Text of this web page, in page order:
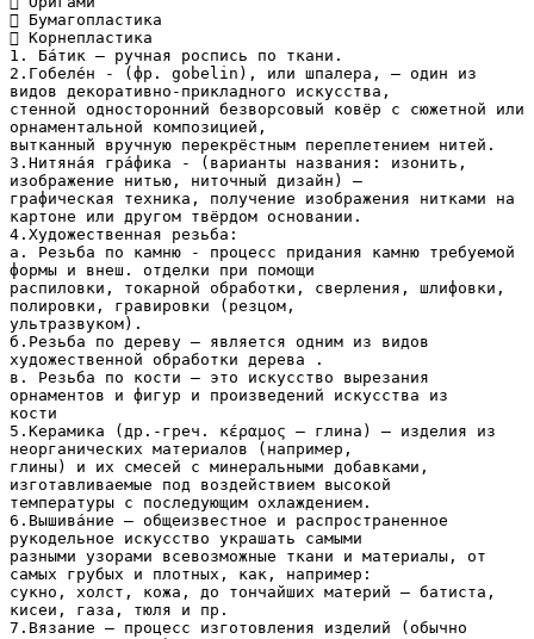
 Бумагопластика
 Корнепластика
1. Ба́тик — ручная роспись по ткани.
2.Гобеле́н - (фр. gobelin), или шпалера, — один из
видов декоративно-прикладного искусства,
стенной односторонний безворсовый ковёр с сюжетной или
орнаментальной композицией,
вытканный вручную перекрёстным переплетением нитей.
3.Нитяна́я гра́фика - (варианты названия: изонить,
изображение нитью, ниточный дизайн) —
графическая техника, получение изображения нитками на
картоне или другом твёрдом основании.
4.Художественная резьба:
а. Резьба по камню - процесс придания камню требуемой
формы и внеш. отделки при помощи
распиловки, токарной обработки, сверления, шлифовки,
полировки, гравировки (резцом,
ультразвуком).
б.Резьба по дереву — является одним из видов
художественной обработки дерева .
в. Резьба по кости — это искусство вырезания
орнаментов и фигур и произведений искусства из
кости
5.Керамика (др.-греч. κέραμος — глина) — изделия из
неорганических материалов (например,
глины) и их смесей с минеральными добавками,
изготавливаемые под воздействием высокой
температуры с последующим охлаждением.
6.Вышива́ние — общеизвестное и распространенное
рукодельное искусство украшать самыми
разными узорами всевозможные ткани и материалы, от
самых грубых и плотных, как, например:
сукно, холст, кожа, до тончайших материй — батиста,
кисеи, газа, тюля и пр.
7.Вязание — процесс изготовления изделий (обычно